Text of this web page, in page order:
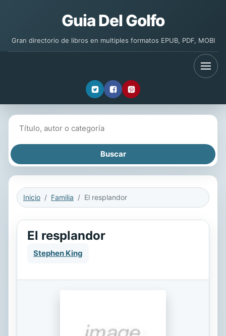
Guia Del Golfo
Gran directorio de libros en multiples formatos EPUB, PDF, MOBI
Inicio Familia El resplandor
El resplandor
Stephen King